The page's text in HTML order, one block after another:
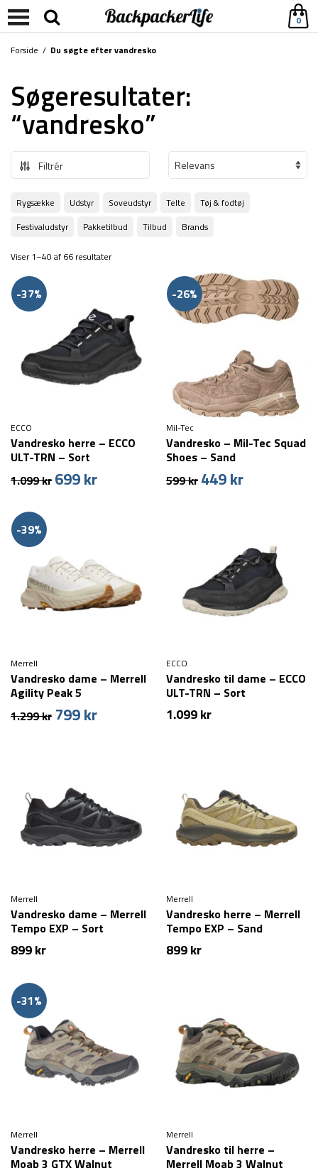
0
Forside / Du søgte efter vandresko
Søgeresultater:
“vandresko”
Filtrér
Rygsække Udstyr Soveudstyr Telte
Tøj & fodtøj
Festivaludstyr
Pakketilbud Tilbud Brands
Viser 1–40 af 66 resultater
-37%
ECCO
Vandresko herre – ECCO
ULT-TRN – Sort
1.099kr Den
699krDen
-26%
Mil-Tec
Vandresko – Mil-Tec Squad
Shoes – Sand
599kr Den
449krDen
-39%
Merrell
Vandresko dame – Merrell
Agility Peak 5
1.299kr Den
799krDen
ECCO
Vandresko til dame – ECCO
ULT-TRN – Sort
1.099kr
Merrell
Vandresko dame – Merrell
Tempo EXP – Sort
899kr
Merrell
Vandresko herre – Merrell
Tempo EXP – Sand
899kr
-31%
Merrell
Vandresko herre – Merrell
Moab 3 GTX Walnut
Merrell
Vandresko til herre –
Merrell Moab 3 Walnut